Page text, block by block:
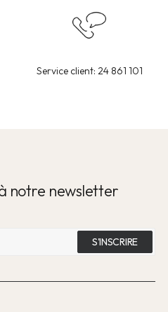
Service client: 24 861 101
notre newsletter